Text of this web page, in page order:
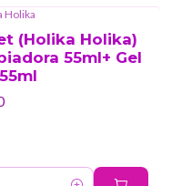
Holika
(Holika Holika)
55ml+ Gel